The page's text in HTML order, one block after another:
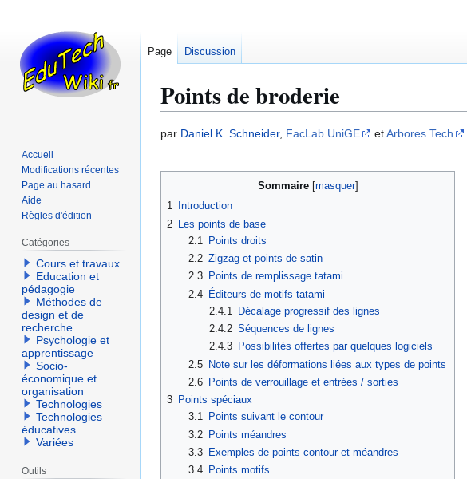
Points de broderie
Aller
la
Aller
la
par Daniel K. Schneider, FacLab UniGE etArbores Tech
Sommaire
1
Introduction
2
Les points de base
2.1
Points droits
2.2 Zigzag et points de satin
2.3
Points de remplissage tatami
2.4
Éditeurs de motifs tatami
2.4.1
Décalage progressif des lignes
2.4.2 Séquences de lignes
2.4.3 Possibilités offertes par quelques logiciels
2.5 Note sur les déformations liées aux types de points
2.6
Points de verrouillage et entrées / sorties
3 Points spéciaux
3.1
Points suivant le contour
3.2 Points méandres
3.3
Exemples de points contour et méandres
3.4
Points motifs
Page Discussion
Accueil
Modifications récentes
Page au hasard
Aide
Règles d'édition
Catégories
Cours et travaux
Education et
pédagogie
Méthodes de
design et de
recherche
Psychologie et
apprentissage
Socio-
économique et
organisation
Technologies
Technologies
éducatives
Variées
Outils